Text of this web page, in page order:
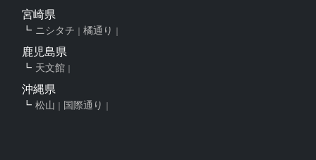
宮崎県
ニシタチ 橘通り
鹿児島県
天文館
沖縄県
松山 国際通り